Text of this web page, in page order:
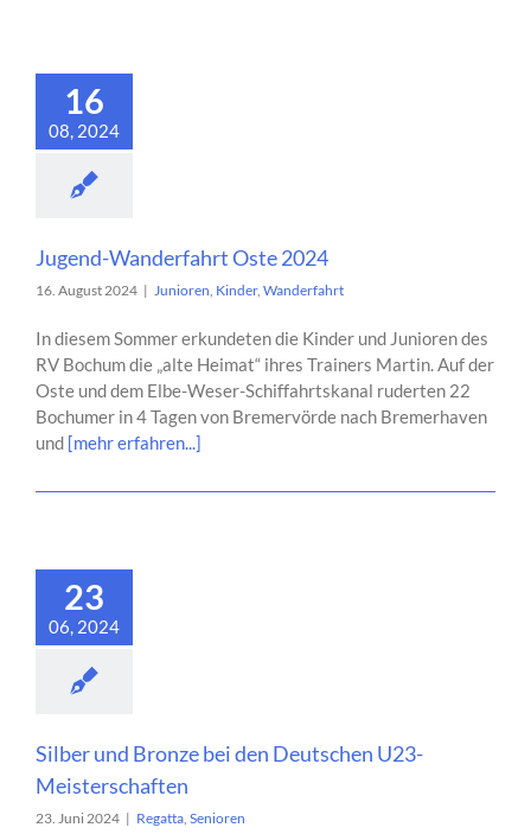
16
08, 2024
Jugend-Wanderfahrt Oste 2024
16. August 2024 | Junioren Kinder, Wanderfahrt
In diesem Sommer erkundeten die Kinder und Junioren des
RV Bochum die „alte Heimat“ ihres Trainers Martin. Auf der
Oste und dem Elbe-Weser-Schiffahrtskanal ruderten 22
Bochumer in 4 Tagen von Bremervörde nach Bremerhaven
und [mehr erfahren...]
23
06, 2024
Silber und Bronze bei den Deutschen U23-
Meisterschaften
23. Juni 2024 | Regatta Senioren